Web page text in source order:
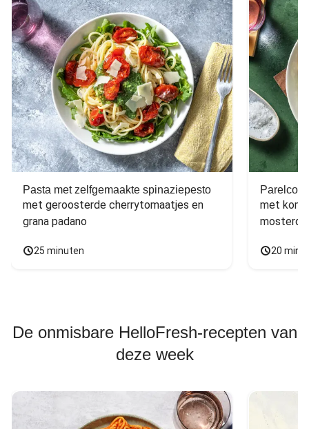
Pasta met zelfgemaakte spinaziepesto
met geroosterde cherrytomaatjes en
grana padano
25 minuten
met
20
De onmisbare HelloFresh-recepten van
deze week